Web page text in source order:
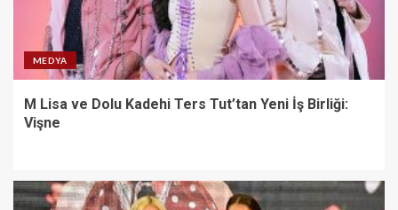
MEDYA
M Lisa ve Dolu Kadehi Ters Tut’tan Yeni İş Birliği:
Vişne